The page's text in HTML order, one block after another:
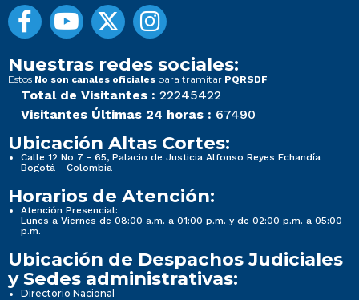
Nuestras redes sociales:
Estos No son canales oficiales para tramitar PQRSDF
Total de Visitantes : 22245422
Visitantes Últimas 24 horas : 67490
Ubicación Altas Cortes:
Calle 12 No 7 - 65, Palacio de Justicia Alfonso Reyes Echandía
Bogotá - Colombia
Horarios de Atención:
Atención Presencial:
Lunes a Viernes de 08:00 a.m. a 01:00 p.m. y de 02:00 p.m. a 05:00
p.m.
Ubicación de Despachos Judiciales
y Sedes administrativas:
Directorio Nacional